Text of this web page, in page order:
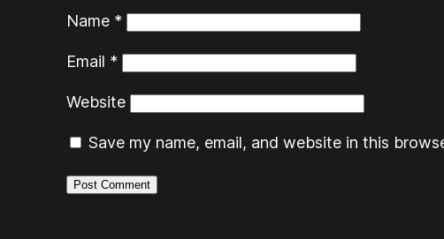
Name *
Email *
Website
Save my name, email, and website in this